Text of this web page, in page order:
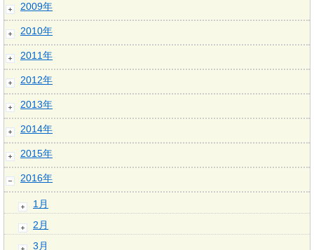
2009年
2010年
2011年
2012年
2013年
2014年
2015年
2016年
1月
2月
3月